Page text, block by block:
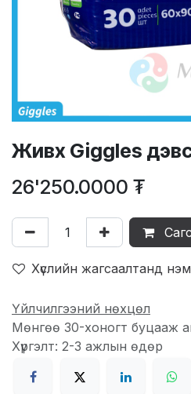
Живх Giggles
26'250.0000 ₮
Хүслийн жагсаалтанд
Үйлчилгээний нөхцөл
Мөнгөө 30-хоногт буцааж
Хүргэлт: 2-3 ажлын өдөр